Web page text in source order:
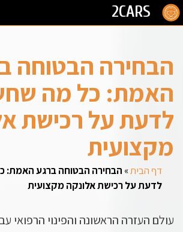
2CARS
הבחירה הבטוחה
האמת: כל מה
לדעת על רכישת
מקצועית
דף הבית» הבחירה הבטוחה ברגע האמת:
לדעת על רכישת אלונקה מקצועית
עולם העזרה הראשונה והפינוי הרפואי